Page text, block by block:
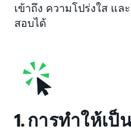
เข้าถึง ความโปร่งใส แ
สอบได้
1. การทำให้เ